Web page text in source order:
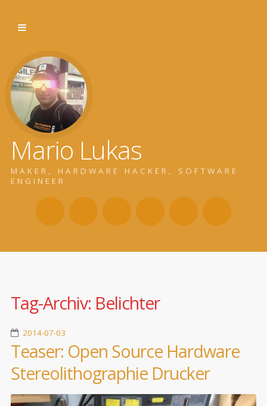
Mario Lukas
MAKER, HARDWARE HACKER, SOFTWARE
ENGINEER
Tag-Archiv: Belichter
2014-07-03
Teaser: Open Source Hardware
Stereolithographie Drucker